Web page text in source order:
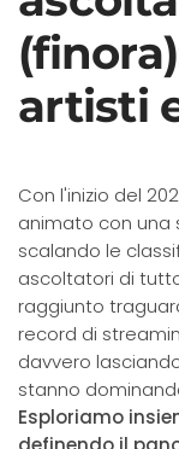
artisti
Con l'inizio del
animato con una
scalando le
ascoltatori di
raggiunto
record di
davvero
stanno
Esploriamo